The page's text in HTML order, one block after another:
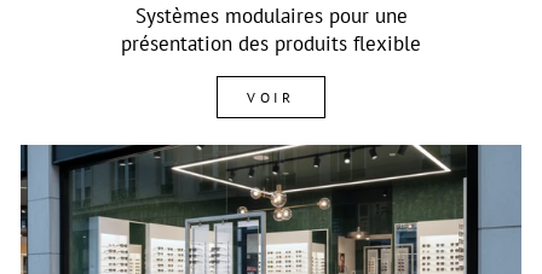
Systèmes modulaires pour une
présentation des produits flexible
VOIR